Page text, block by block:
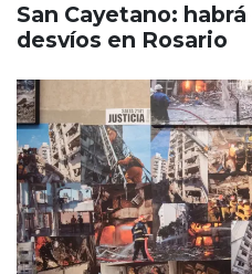
San Cayetano:
desvíos en Rosario